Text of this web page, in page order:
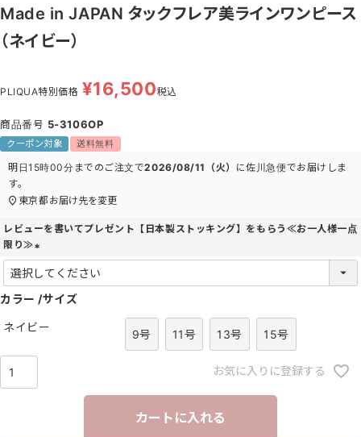
Made in JAPAN タックフレア美ラインワンピース
（ネイビー）
PLIQUA特別価格 ¥16,500税込
商品番号 5-3106OP
クーポン対象 送料無料
明日15時00分 までのご注文で2026/08/11（火） に佐川急便でお届けしま
す。
東京都 お届け先を変更
レビューを書いてプレゼント【日本製ストッキング】をもらう≪お一人様一点
限り≫
必
須
カラー サイズ
ネイビー
9号 11号 13号 15号
お気に入りに登録する
カートに入れる